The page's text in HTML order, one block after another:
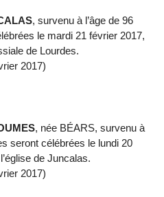
, survenu à l’âge de 96
le mardi 21 février 2017,
de Lourdes.
2017)
, née BÉARS, survenu à
seront célébrées le lundi 20
de Juncalas.
2017)